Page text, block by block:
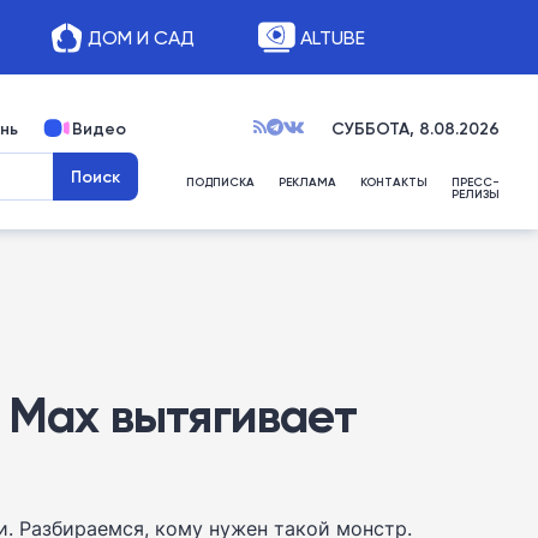
ДОМ И САД ALTUBE
Видео СУББОТА, 8.08.2026
ПОДПИСКА РЕКЛАМА КОНТАКТЫ ПРЕСС-
РЕЛИЗЫ
вытягивает
Разбираемся, кому нужен такой монстр.